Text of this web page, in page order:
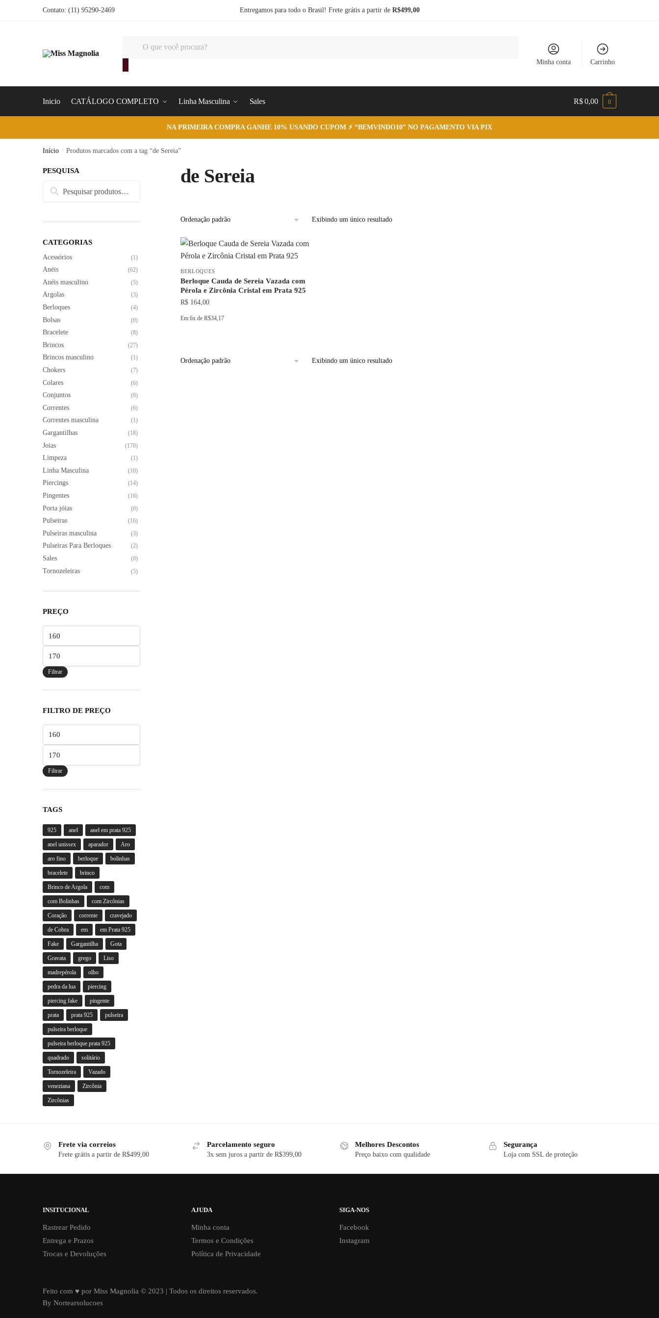
Contato: (11) 95290-2469 Entregamos para todo o Brasil! Frete grátis a partir deR$499,00
Minha conta Carrinho
Inicio CATÁLOGO COMPLETO Linha Masculina Sales R$0,00 0
NA PRIMEIRA COMPRA GANHE 10% USANDO CUPOM ⚡ “BEMVINDO10” NO PAGAMENTO VIA PIX
Início / Produtos marcados com a tag “de Sereia”
de Sereia
Exibindo um único resultado
BERLOQUES
Berloque Cauda de Sereia Vazada com
Pérola e Zircônia Cristal em Prata 925
R$164,00
Em 6xde R$34,17
Exibindo um único resultado
PESQUISA
Pesquisar
Pesquisar
CATEGORIAS
Acessórios (1)
Anéis (62)
Anéis masculino (5)
Argolas (3)
Berloques (4)
Bolsas (0)
Bracelete (8)
Brincos (27)
Brincos masculino (1)
Chokers (7)
Colares (6)
Conjuntos (0)
Correntes (6)
Correntes masculina (1)
Gargantilhas (18)
Joias (170)
Limpeza (1)
Linha Masculina (10)
Piercings (14)
Pingentes (16)
Porta jóias (0)
Pulseiras (16)
Pulseiras masculina (3)
Pulseiras Para Berloques (2)
Sales (0)
Tornozeleiras (5)
PREÇO
mínimo
máximo
Filtrar
FILTRO DE PREÇO
mínimo
máximo
Filtrar
TAGS
925 anel anel em prata 925
anel unissex aparador Aro
aro fino berloque bolinhas
bracelete brinco
Brinco de Argola com
com Bolinhas com Zircônias
Coração corrente cravejado
de Cobra em em Prata 925
Fake Gargantilha Gota
Gravata grego Liso
madrepérola olho
pedra da lua piercing
piercing fake pingente
prata prata 925 pulseira
pulseira berloque
pulseira berloque prata 925
quadrado solitário
Tornozeleira Vazado
veneziana Zircônia
Zircônias
Frete via correios
Frete grátis a partir de R$499,00
Parcelamento seguro
3x sem juros a partir de R$399,00
Melhores Descontos
Preço baixo com qualidade
Segurança
Loja com SSL de proteção
INSITUCIONAL
Rastrear Pedido
Entrega e Prazos
Trocas e Devoluções
AJUDA
Minha conta
Termos e Condições
Política de Privacidade
SIGA-NOS
Facebook
Instagram
Feito com ♥ por Miss Magnolia © 2023 | Todos os direitos reservados.
By Nortearsolucoes